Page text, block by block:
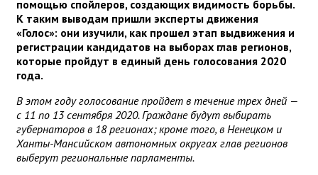
помощью спойлеров, создающих видимость борьбы.
К таким выводам пришли эксперты движения
«Голос»: они изучили, как прошел этап выдвижения и
регистрации кандидатов на выборах глав регионов,
которые пройдут в единый день голосования 2020
года.
В этом году голосование пройдет в течение трех дней —
с 11 по 13 сентября 2020. Граждане будут выбирать
губернаторов в 18 регионах; кроме того, в Ненецком и
Ханты-Мансийском автономных округах глав регионов
выберут региональные парламенты.